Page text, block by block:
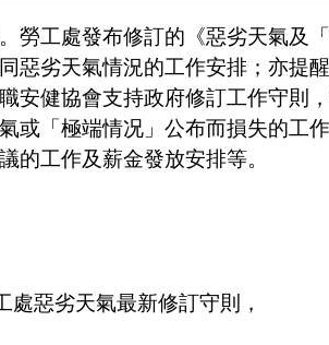
勞工處發布修訂的《惡劣天氣及
惡劣天氣情況的工作安排；亦提
安健協會支持政府修訂工作守則
或「極端情况」公布而損失的工
的工作及薪金發放安排等。
惡劣天氣最新修訂守則，